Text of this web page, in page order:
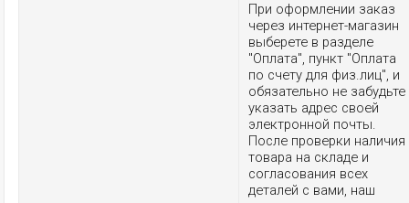
При оформлении заказ
через интернет-магазин
выберете в разделе
"Оплата", пункт "Оплата
по счету для физ.лиц", и
обязательно не забудьте
указать адрес своей
электронной почты.
После проверки наличия
товара на складе и
согласования всех
деталей с вами, наш